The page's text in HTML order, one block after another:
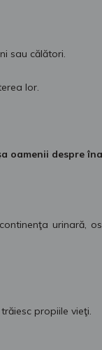
sau călători.
lor.
oamenii despre
urinară,
propiile vieţi.